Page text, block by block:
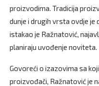
proizvodima. Tradicija
dunje i drugih vrsta ovdje je
istakao je Ražnatović,
planiraju uvođenje noviteta.
Govoreći o izazovima sa
proizvođači, Ražnatović je